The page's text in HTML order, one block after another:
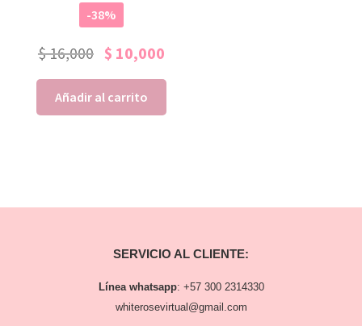
-38%
$16,000 $ 10,000
Añadir al carrito
SERVICIO AL CLIENTE:
Línea whatsapp: +57 300 2314330
whiterosevirtual@gmail.com